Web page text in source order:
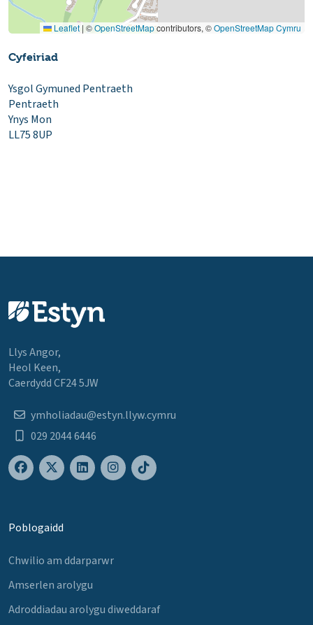
Leaflet | ©OpenStreetMapcontributors, ©OpenStreetMap Cymru
Cyfeiriad
Ysgol Gymuned Pentraeth
Pentraeth
Ynys Mon
LL75 8UP
Llys Angor,
Heol Keen,
Caerdydd CF24 5JW
ymholiadau@estyn.llyw.cymru
029 2044 6446
Poblogaidd
Chwilio am ddarparwr
Amserlen arolygu
Adroddiadau arolygu diweddaraf